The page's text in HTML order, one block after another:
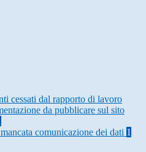
cessati dal rapporto di lavoro
da pubblicare sul sito
comunicazione dei dati 1